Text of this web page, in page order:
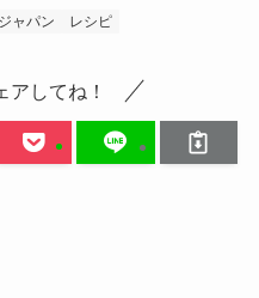
ャパン レシピ
アしてね！